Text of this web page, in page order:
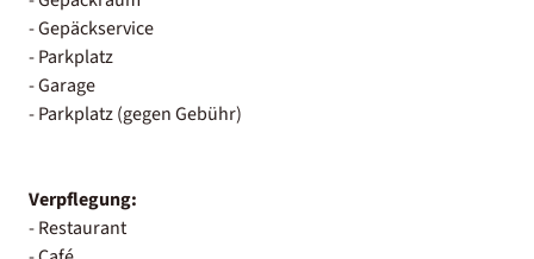
- Gepäckservice
- Parkplatz
- Garage
- Parkplatz (gegen Gebühr)
Verpflegung:
- Restaurant